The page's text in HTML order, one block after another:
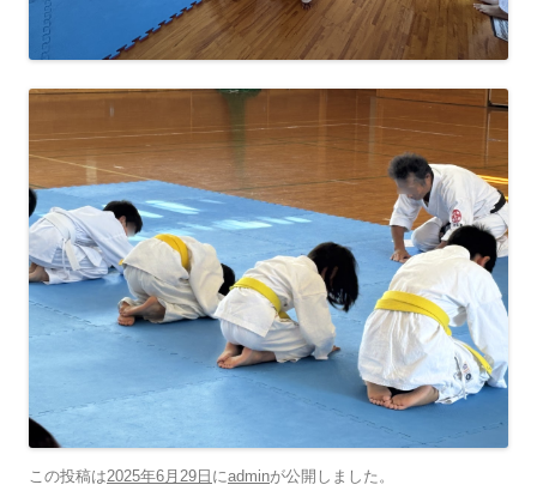
この投稿は2025年6月29日 にadminが公開しました 。